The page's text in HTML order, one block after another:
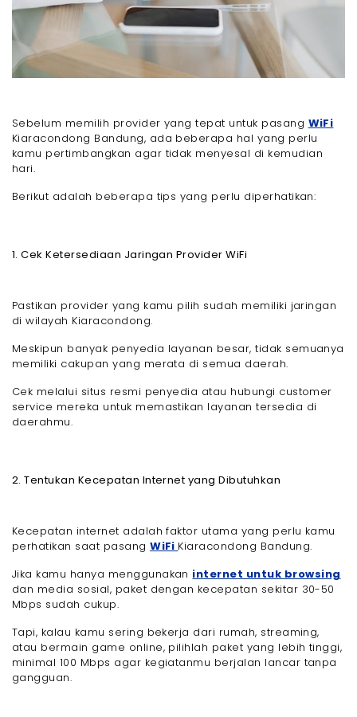
Sebelum memilih provider yang tepat untuk pasang WiFi
Kiaracondong Bandung, ada beberapa hal yang perlu
kamu pertimbangkan agar tidak menyesal di kemudian
hari.
Berikut adalah beberapa tips yang perlu diperhatikan:
1. Cek Ketersediaan Jaringan Provider WiFi
Pastikan provider yang kamu pilih sudah memiliki jaringan
di wilayah Kiaracondong.
Meskipun banyak penyedia layanan besar, tidak semuanya
memiliki cakupan yang merata di semua daerah.
Cek melalui situs resmi penyedia atau hubungi customer
service mereka untuk memastikan layanan tersedia di
daerahmu.
2. Tentukan Kecepatan Internet yang Dibutuhkan
Kecepatan internet adalah faktor utama yang perlu kamu
perhatikan saat pasangWiFi Kiaracondong Bandung.
Jika kamu hanya menggunakan internet untuk browsing
dan media sosial, paket dengan kecepatan sekitar 30-50
Mbps sudah cukup.
Tapi, kalau kamu sering bekerja dari rumah, streaming,
atau bermain game online, pilihlah paket yang lebih tinggi,
minimal 100 Mbps agar kegiatanmu berjalan lancar tanpa
gangguan.